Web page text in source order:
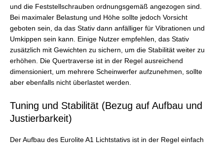
und die Feststellschrauben ordnungsgemäß angezogen sind.
Bei maximaler Belastung und Höhe sollte jedoch Vorsicht
geboten sein, da das Stativ dann anfälliger für Vibrationen und
Umkippen sein kann. Einige Nutzer empfehlen, das Stativ
zusätzlich mit Gewichten zu sichern, um die Stabilität weiter zu
erhöhen. Die Quertraverse ist in der Regel ausreichend
dimensioniert, um mehrere Scheinwerfer aufzunehmen, sollte
aber ebenfalls nicht überlastet werden.
Tuning und Stabilität (Bezug auf Aufbau und
Justierbarkeit)
Der Aufbau des Eurolite A1 Lichtstativs ist in der Regel einfach